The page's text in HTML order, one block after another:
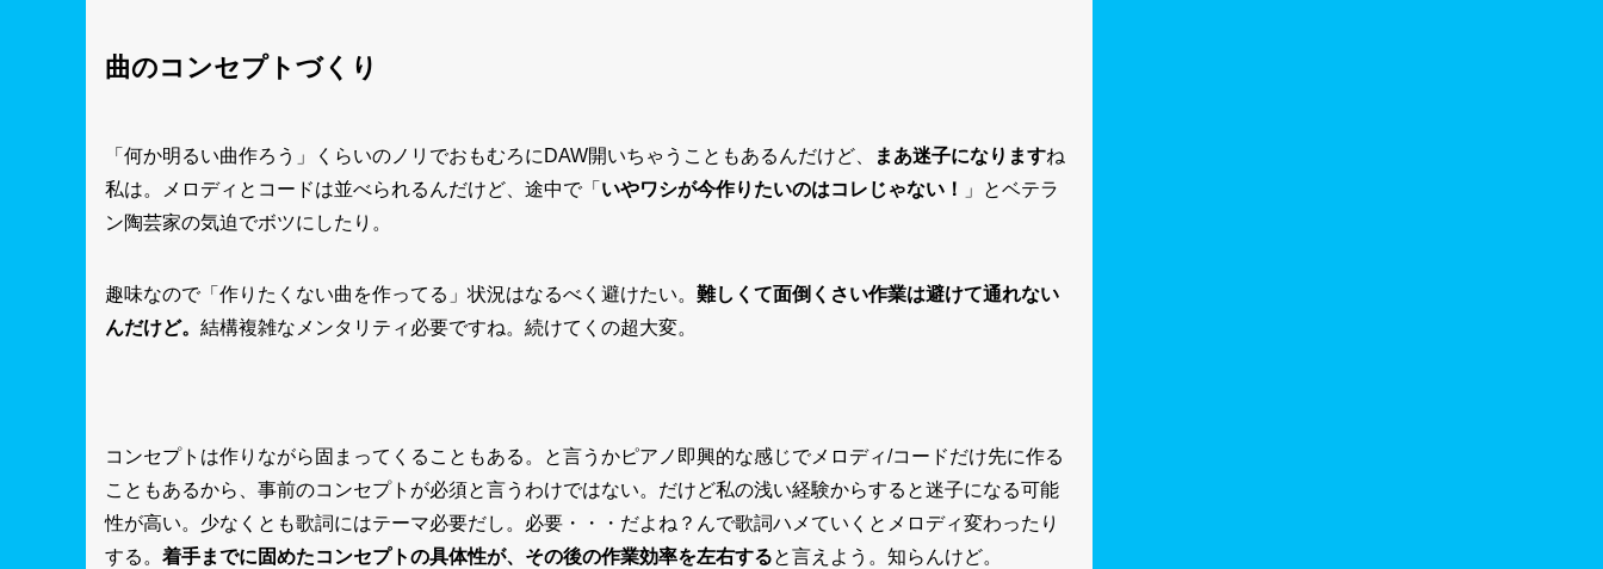
曲のコンセプトづくり
「何か明るい曲作ろう」くらいのノリでおもむろにDAW開いちゃうこともあるんだけど、 まあ迷子になりますね
私は。メロディとコードは並べられるんだけど、途中で「 いやワシが今作りたいのはコレじゃない！
」とベテラ
ン陶芸家の気迫でボツにしたり。
趣味なので「作りたくない曲を作ってる」状況はなるべく避けたい。 難しくて面倒くさい作業は避けて通れない
んだけど。 結構複雑なメンタリティ必要ですね。続けてくの超大変。
コンセプトは作りながら固まってくることもある。と言うかピアノ即興的な感じでメロディ/コードだけ先に作る
こともあるから、事前のコンセプトが必須と言うわけではない。だけど私の浅い経験からすると迷子になる可能
性が高い。少なくとも歌詞にはテーマ必要だし。必要・・・だよね？んで歌詞ハメていくとメロディ変わったり
する。 着手までに固めたコンセプトの具体性が、その後の作業効率を左右すると言えよう。知らんけど。